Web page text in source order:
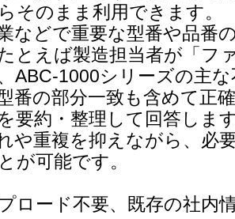
そのまま利用できます。
などで重要な型番や品番
とえば製造担当者が「フ
ABC-1000シリーズの主
番の部分一致も含めて正
要約・整理して回答しま
や重複を抑えながら、必
が可能です。
ロード不要、既存の社内